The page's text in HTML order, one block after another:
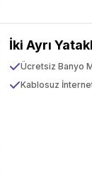
İki Ayrı
Ücretsiz Banyo
Kablosuz